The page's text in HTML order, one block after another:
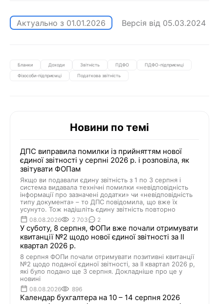
Актуально з 01.01.2026 Версія від 05.03.2024
Бланки Доходи Звітність ПДФО
ПДФО-підприємці
Фізособи-підприємці
Податкова звітність
Новини по темі
ДПС виправила помилки із прийняттям нової
єдиної звітності у серпні 2026 р. і розповіла, як
звітувати ФОПам
Якщо ви подавали єдину звітність з 1 по 3 серпня і
система видавала технічні помилки «невідповідність
інформації про зазначені додатки» чи «невідповідність
типу документа» – то ДПС повідомила, що вже їх
усунуто. Тож надішліть єдину звітність повторно
08.08.2026 2 703 2
У суботу, 8 серпня, ФОПи вже почали отримувати
квитанції №2 щодо нової єдиної звітності за ІІ
квартал 2026 р.
8 серпня ФОПи почали отримувати позитивні квитанції
№2 щодо поданої єдиної звітності, за ІІ квартал 2026 р,
які було подано ще 3 серпня. Докладніше про це у
новині
08.08.2026 896
Календар бухгалтера на 10 – 14 серпня 2026